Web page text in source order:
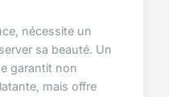
nécessite un
sa beauté. Un
garantit non
mais offre